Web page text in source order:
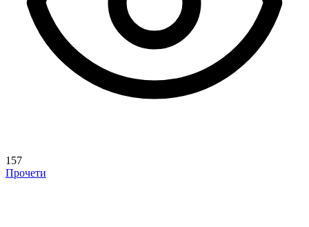
157
Прочети